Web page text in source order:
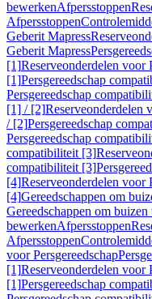
bewerkenAfpersstoppen
Afpersstoppen
Geberit Mapress
Geberit Mapress
[1]Reserveonderdelen voor
[1]Persgereedschap
Persgereedschap
[1] / [2]Reserveonderdelen
/ [2]Persgereedschap
Persgereedschap
compatibiliteit [3]
compatibiliteit [3]
[4]Reserveonderdelen voor
[4]Gereedschappen om
Gereedschappen om buizen
bewerkenAfpersstoppen
Afpersstoppen
voor Persgereedschap
[1]Reserveonderdelen voor
[1]Persgereedschap